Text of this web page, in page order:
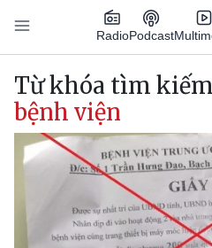
Nhảy đến nội dung
RadioPodcast
Main navigation
Từ khóa tìm
bệnh viện